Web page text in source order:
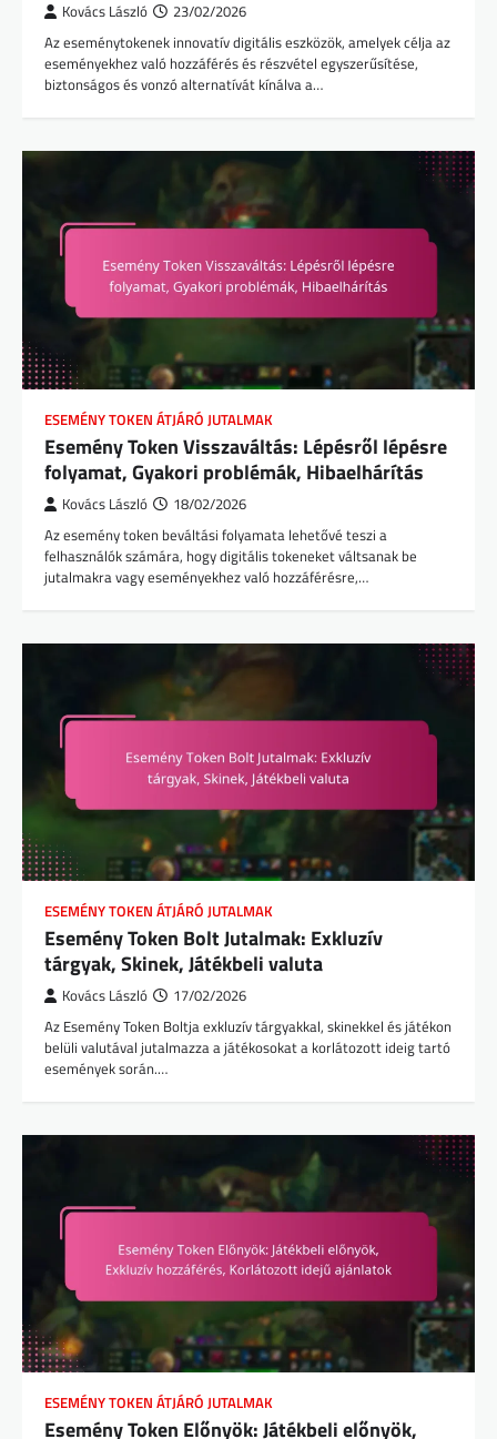
Kovács László 23/02/2026
Az eseménytokenek innovatív digitális eszközök, amelyek célja az
eseményekhez való hozzáférés és részvétel egyszerűsítése,
biztonságos és vonzó alternatívát kínálva a…
ESEMÉNY TOKEN ÁTJÁRÓ JUTALMAK
Esemény Token Visszaváltás: Lépésről lépésre
folyamat, Gyakori problémák, Hibaelhárítás
Kovács László 18/02/2026
Az esemény token beváltási folyamata lehetővé teszi a
felhasználók számára, hogy digitális tokeneket váltsanak be
jutalmakra vagy eseményekhez való hozzáférésre,…
ESEMÉNY TOKEN ÁTJÁRÓ JUTALMAK
Esemény Token Bolt Jutalmak: Exkluzív
tárgyak, Skinek, Játékbeli valuta
Kovács László 17/02/2026
Az Esemény Token Boltja exkluzív tárgyakkal, skinekkel és játékon
belüli valutával jutalmazza a játékosokat a korlátozott ideig tartó
események során.…
ESEMÉNY TOKEN ÁTJÁRÓ JUTALMAK
Esemény Token Előnyök: Játékbeli előnyök,